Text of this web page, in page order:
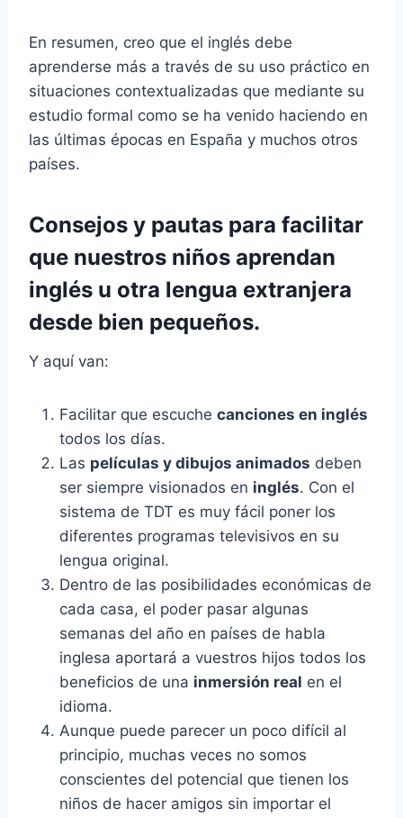
En resumen, creo que el inglés debe
aprenderse más a través de su uso práctico en
situaciones contextualizadas que mediante su
estudio formal como se ha venido haciendo en
las últimas épocas en España y muchos otros
países.
Consejos y pautas para facilitar
que nuestros niños aprendan
inglés u otra lengua extranjera
desde bien pequeños.
Y aquí van:
Facilitar que escuche canciones en inglés
todos los días.
Las películas y dibujos animados deben
ser siempre visionados en inglés. Con el
sistema de TDT es muy fácil poner los
diferentes programas televisivos en su
lengua original.
Dentro de las posibilidades económicas de
cada casa, el poder pasar algunas
semanas del año en países de habla
inglesa aportará a vuestros hijos todos los
beneficios de una inmersión real en el
idioma.
Aunque puede parecer un poco difícil al
principio, muchas veces no somos
conscientes del potencial que tienen los
niños de hacer amigos sin importar el